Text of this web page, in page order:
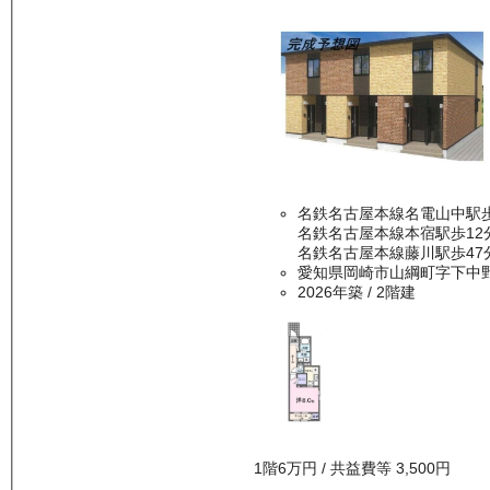
名鉄名古屋本線名電山中駅
名鉄名古屋本線本宿駅歩12
名鉄名古屋本線藤川駅歩47
愛知県岡崎市山綱町字下中
2026年築 / 2階建
1階6万円 / 共益費等 3,500円